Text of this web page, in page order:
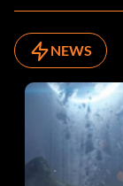
NEWS